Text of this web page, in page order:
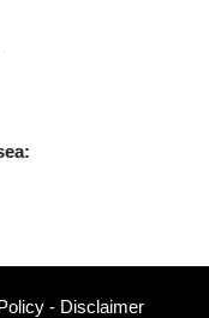
- Disclaimer